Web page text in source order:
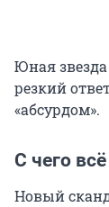
Юная звезда
резкий
«абсурдом».
С чего
Новый